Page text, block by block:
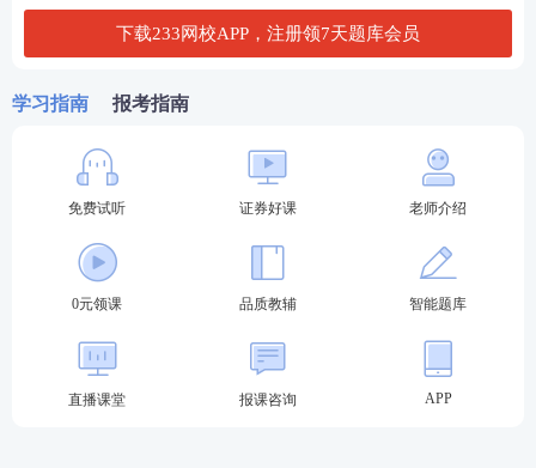
9月证券真题
在线估分 真题下载 考后提升
真题答案
签约班>>
取证班>>
直通班>>
真题答案
证券投资顾问
在线估分 真题下载
证券分析师
题答案
题答案
需要2023证券考试真题答案PDF文档的考生可以扫描
下载233网校APP，注册领7天题库会员
学习指南 报考指南
免费试听 证券好课 老师介绍
0元领课 品质教辅 智能题库
直播课堂 报课咨询 APP